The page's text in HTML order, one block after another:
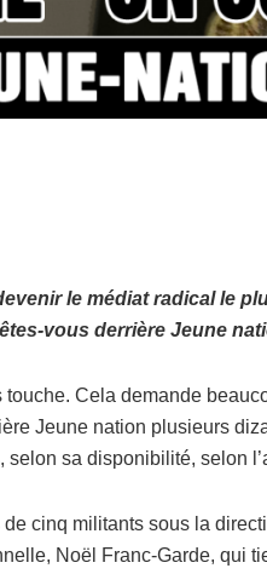
le médiat radical le
vous derrière Jeune
Cela demande
Jeune nation plusieurs
sa disponibilité, selon
cinq militants sous la
Noël Franc-Garde, qui